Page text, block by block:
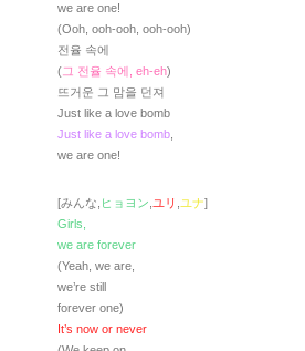
we are one!
(Ooh, ooh-ooh, ooh-ooh)
전율 속에
(그 전율 속에, eh-eh)
뜨거운 그 맘을 던져
Just like a love bomb
Just like a love bomb
we are one!
[みんな, ヒョヨン ユリ ユナ]
Girls,
we are forever
(Yeah, we are,
we’re still
forever one)
It’s now or never